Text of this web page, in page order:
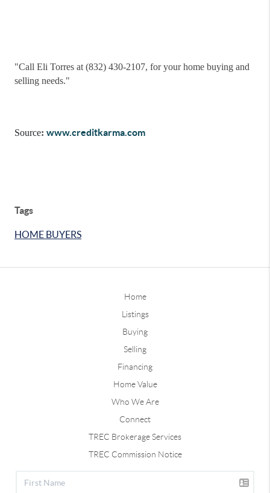
"Call Eli Torres at (832) 430-2107, for your home buying and
selling needs."
Source: www.creditkarma.com
Tags
HOME BUYERS
Home
Listings
Buying
Selling
Financing
Home Value
Who We Are
Connect
TREC Brokerage Services
TREC Commission Notice